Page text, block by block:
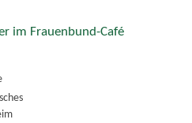
im Frauenbund-Café